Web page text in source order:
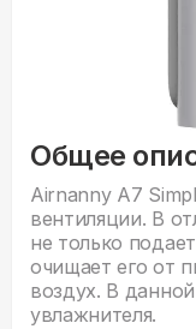
Общее
Airnanny A7
вентиляции. В
не только
очищает его от
воздух. В
увлажнителя.